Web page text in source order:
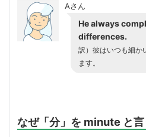
Aさん
He always
differences.
訳）彼はいつも細か
ます。
なぜ「分」を minute と